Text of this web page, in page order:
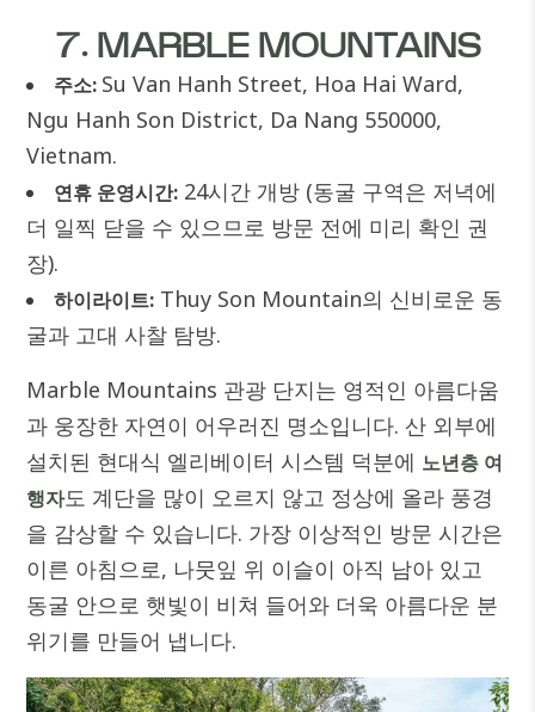
7. MARBLE MOUNTAINS
주소: Su Van Hanh Street, Hoa Hai Ward,
Ngu Hanh Son District, Da Nang 550000,
Vietnam.
연휴 운영시간: 24시간 개방 (동굴 구역은 저녁에
더 일찍 닫을 수 있으므로 방문 전에 미리 확인 권
장).
하이라이트: Thuy Son Mountain의 신비로운 동
굴과 고대 사찰 탐방.
Marble Mountains 관광 단지는 영적인 아름다움
과 웅장한 자연이 어우러진 명소입니다. 산 외부에
설치된 현대식 엘리베이터 시스템 덕분에 노년층 여
행자도 계단을 많이 오르지 않고 정상에 올라 풍경
을 감상할 수 있습니다. 가장 이상적인 방문 시간은
이른 아침으로, 나뭇잎 위 이슬이 아직 남아 있고
동굴 안으로 햇빛이 비쳐 들어와 더욱 아름다운 분
위기를 만들어 냅니다.